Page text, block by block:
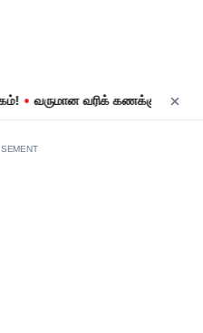
• வருமான வரிக் கணக்குத் தாக்கல்: